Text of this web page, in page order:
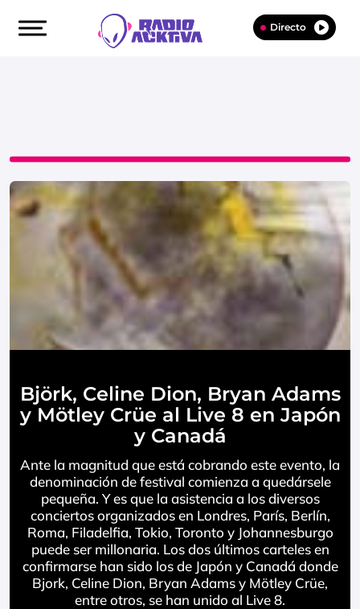
Directo
Björk, Celine Dion, Bryan Adams
y Mötley Crüe al Live 8 en Japón
y Canadá
Ante la magnitud que está cobrando este evento, la
denominación de festival comienza a quedársele
pequeña. Y es que la asistencia a los diversos
conciertos organizados en Londres, París, Berlín,
Roma, Filadelfia, Tokio, Toronto y Johannesburgo
puede ser millonaria. Los dos últimos carteles en
confirmarse han sido los de Japón y Canadá donde
Bjork, Celine Dion, Bryan Adams y Mötley Crüe,
entre otros, se han unido al Live 8.